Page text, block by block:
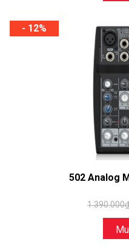
- 12%
502 Analog
1.390.000₫